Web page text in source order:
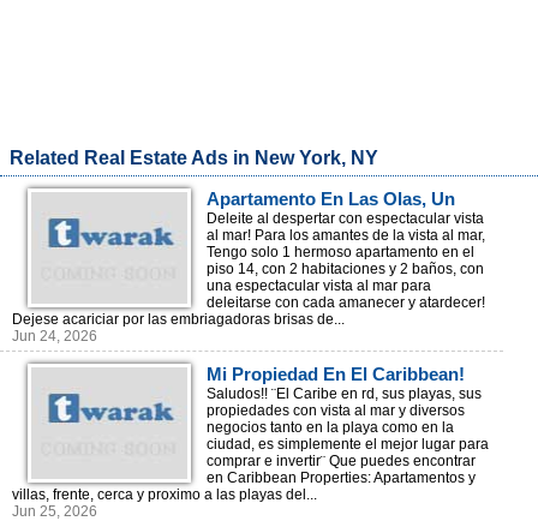
Related Real Estate Ads in New York, NY
Apartamento En Las Olas, Un
Deleite Con Vista Al Mar!!!
Deleite al despertar con espectacular vista
al mar! Para los amantes de la vista al mar,
Tengo solo 1 hermoso apartamento en el
piso 14, con 2 habitaciones y 2 baños, con
una espectacular vista al mar para
deleitarse con cada amanecer y atardecer!
Dejese acariciar por las embriagadoras brisas de...
Jun 24, 2026
Mi Propiedad En El Caribbean!
Saludos!! ¨El Caribe en rd, sus playas, sus
propiedades con vista al mar y diversos
negocios tanto en la playa como en la
ciudad, es simplemente el mejor lugar para
comprar e invertir¨ Que puedes encontrar
en Caribbean Properties: Apartamentos y
villas, frente, cerca y proximo a las playas del...
Jun 25, 2026